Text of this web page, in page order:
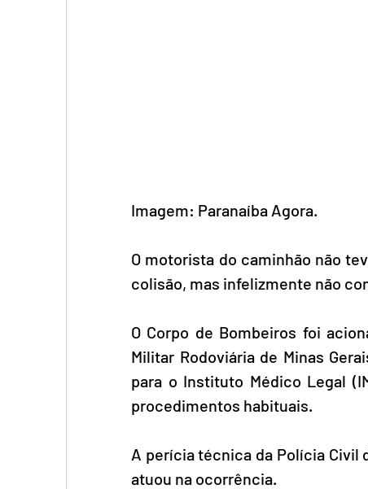
Imagem: Paranaíba Agora.
O motorista do caminhão não
colisão, mas infelizmente não
O Corpo de Bombeiros foi
Militar Rodoviária de Minas
para o Instituto Médico Legal
procedimentos habituais.
A perícia técnica da Polícia Civil
atuou na ocorrência.